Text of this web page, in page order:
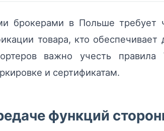
брокерами в Польше требует
товара, кто
важно учесть
и сертификатам.
функций